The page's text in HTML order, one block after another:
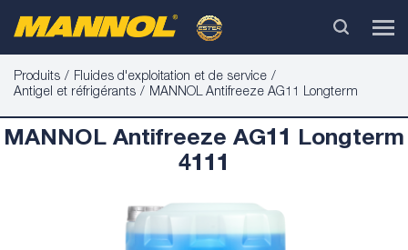
Produits
Fluides d'exploitation et de service
Antigel et réfrigérants
MANNOL Antifreeze AG11 Longterm
MANNOL Antifreeze AG11 Longterm
4111